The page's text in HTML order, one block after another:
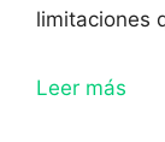
limitaciones
Leer más